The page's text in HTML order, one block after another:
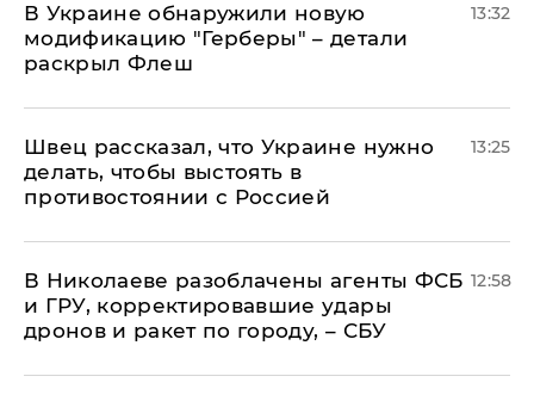
В Украине обнаружили новую
модификацию "Герберы" – детали
раскрыл Флеш
13:32
Швец рассказал, что Украине нужно
делать, чтобы выстоять в
противостоянии с Россией
13:25
В Николаеве разоблачены агенты ФСБ
и ГРУ, корректировавшие удары
дронов и ракет по городу, – СБУ
12:58